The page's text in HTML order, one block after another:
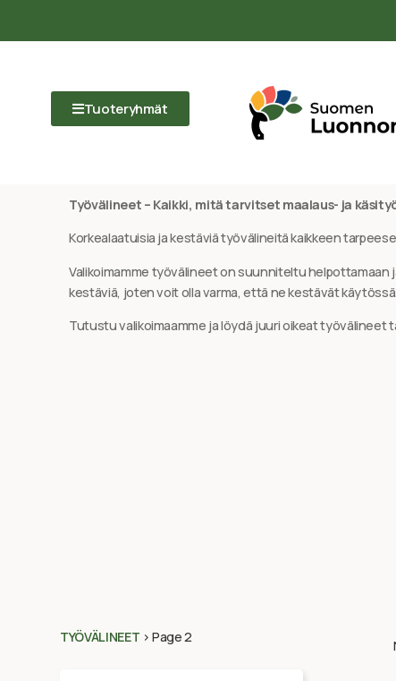
Tuoteryhmät
Työvälineet – Kaikki, mitä tarvitset maalaus- ja
Korkealaatuisia ja kestäviä työvälineitä kaikkeen
Valikoimamme työvälineet on suunniteltu helpottamaan
kestäviä, joten voit olla varma, että ne kestävät käytössä.
Tutustu valikoimaamme ja löydä juuri oikeat työvälineet
TYÖVÄLINEET >Page 2